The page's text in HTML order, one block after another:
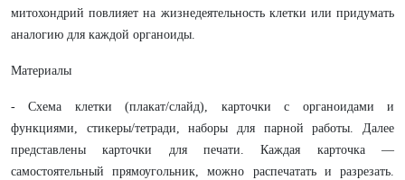
митохондрий повлияет на жизнедеятельность клетки или придумать
аналогию для каждой органоиды.
Материалы
- Схема клетки (плакат/слайд), карточки с органоидами и
функциями, стикеры/тетради, наборы для парной работы. Далее
представлены карточки для печати. Каждая карточка —
самостоятельный прямоугольник, можно распечатать и разрезать.